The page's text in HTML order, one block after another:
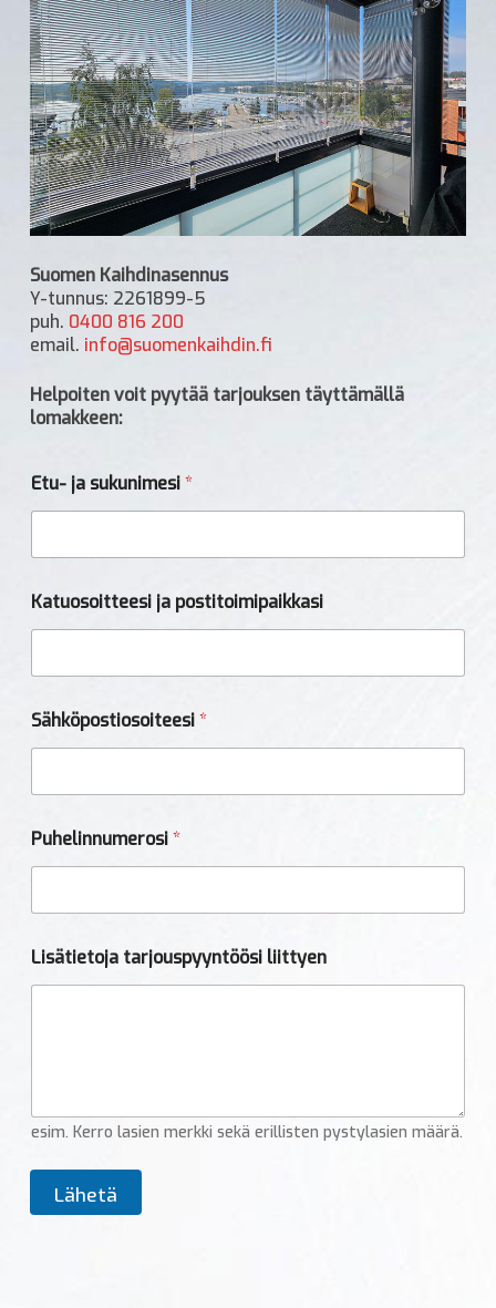
Suomen Kaihdinasennus
Y-tunnus: 2261899-5
puh. 0400 816 200
email. info@suomenkaihdin.fi
Helpoiten voit pyytää tarjouksen täyttämällä
lomakkeen:
Etu- ja sukunimesi*
Katuosoitteesi ja postitoimipaikkasi
a
t
o
o
i
t
e
s
e
o
a
Sähköpostiosoiteesi*
Puhelinnumerosi*
Lisätietoja tarjouspyyntöösi liittyen
esim. Kerro lasien merkki sekä erillisten pystylasien määrä.
Lähetä